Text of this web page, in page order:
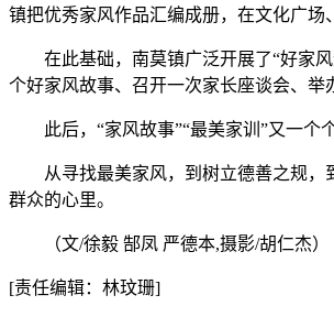
镇把优秀家风作品汇编成册，在文化广场
在此基础，南莫镇广泛开展了“好家风
个好家风故事、召开一次家长座谈会、举
此后，“家风故事”“最美家训”又一个个
从寻找最美家风，到树立德善之规，到
群众的心里。
（文/徐毅 郜凤 严德本,摄影/胡仁杰）
[责任编辑：林玟珊]